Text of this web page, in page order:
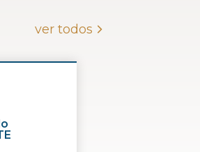
ver todos